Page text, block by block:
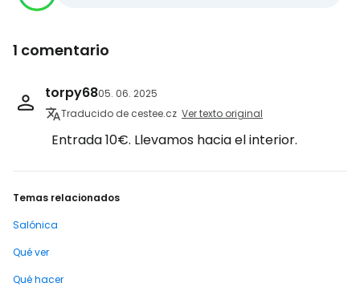
1 comentario
torpy6805. 06. 2025
Traducido de cestee.cz Ver texto original
Entrada 10€. Llevamos hacia el interior.
Temas relacionados
Salónica
Qué ver
Qué hacer